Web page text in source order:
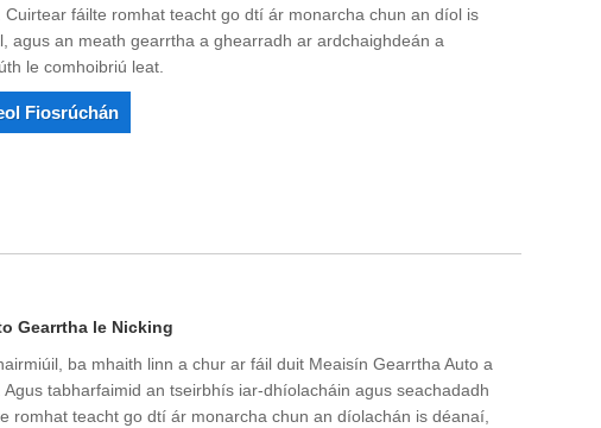
fáilte romhat teacht go dtí ár monarcha chun an díol is
agus an meath gearrtha a ghearradh ar ardchaighdeán a
le comhoibriú leat.
Fiosrúchán
Gearrtha le Nicking
ba mhaith linn a chur ar fáil duit Meaisín Gearrtha Auto a
tabharfaimid an tseirbhís iar-dhíolacháin agus seachadadh
romhat teacht go dtí ár monarcha chun an díolachán is déanaí,